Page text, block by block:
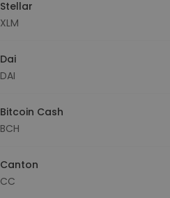
Stellar
XLM
Dai
DAI
Bitcoin Cash
BCH
Canton
CC